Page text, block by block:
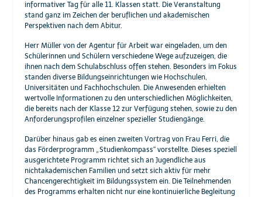
informativer Tag für alle 11. Klassen statt. Die Veranstaltung
stand ganz im Zeichen der beruflichen und akademischen
Perspektiven nach dem Abitur.
Herr Müller von der Agentur für Arbeit war eingeladen, um den
Schülerinnen und Schülern verschiedene Wege aufzuzeigen, die
ihnen nach dem Schulabschluss offen stehen. Besonders im Fokus
standen diverse Bildungseinrichtungen wie Hochschulen,
Universitäten und Fachhochschulen. Die Anwesenden erhielten
wertvolle Informationen zu den unterschiedlichen Möglichkeiten,
die bereits nach der Klasse 12 zur Verfügung stehen, sowie zu den
Anforderungsprofilen einzelner spezieller Studiengänge.
Darüber hinaus gab es einen zweiten Vortrag von Frau Ferri, die
das Förderprogramm „Studienkompass“ vorstellte. Dieses speziell
ausgerichtete Programm richtet sich an Jugendliche aus
nichtakademischen Familien und setzt sich aktiv für mehr
Chancengerechtigkeit im Bildungssystem ein. Die Teilnehmenden
des Programms erhalten nicht nur eine kontinuierliche Begleitung